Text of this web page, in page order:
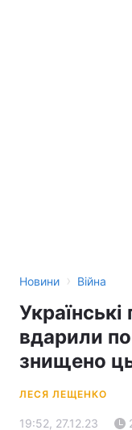
Новини › Війна
вдарили
знищено
ЛЕСЯ ЛЕЩЕНКО
19:52, 27.12.23